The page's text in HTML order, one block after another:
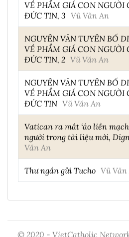
VỀ PHẨM GIÁ CON NGƯỜI
ĐỨC TIN, 3 Vũ Văn An
NGUYÊN VĂN TUYÊN BỐ
VỀ PHẨM GIÁ CON NGƯỜI
ĐỨC TIN, 2 Vũ Văn An
NGUYÊN VĂN TUYÊN BỐ
VỀ PHẨM GIÁ CON NGƯỜI
ĐỨC TIN Vũ Văn An
Vatican ra mắt ‘áo liền
người trong tài liệu mới,
Văn An
Thư ngắn gửi Tucho Vũ Văn
© 2020 - VietCatholic